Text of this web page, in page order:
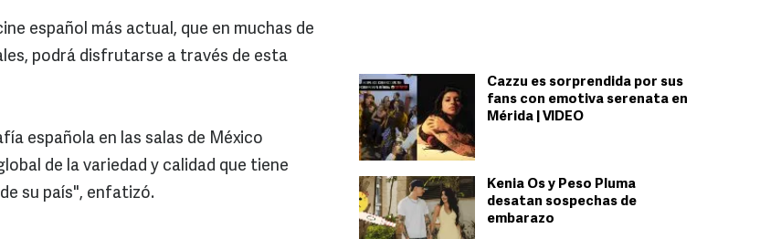
Cazzu es sorprendida por sus
fans con emotiva serenata en
Mérida | VIDEO
Kenia Os y Peso Pluma
desatan sospechas de
embarazo
español más actual, que en muchas de
podrá disfrutarse a través de esta
española en las salas de México
de la variedad y calidad que tiene
su país", enfatizó.